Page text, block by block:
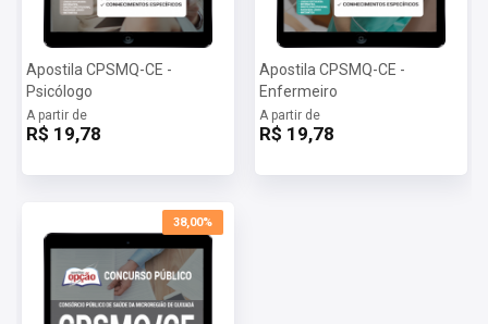
Apostila CPSMQ-CE -
Psicólogo
A partir de
R$ 19,78
Apostila CPSMQ-CE -
Enfermeiro
A partir de
R$ 19,78
38,00%